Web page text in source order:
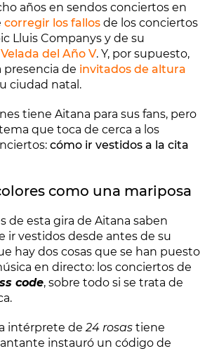
años en sendos conciertos en
corregir los fallos de los conciertos
Lluis Companys y de su
del Año V. Y, por supuesto,
presencia de invitados de altura
ciudad natal.
tiene Aitana para sus fans, pero
que toca de cerca a los
cómo ir vestidos a la cita
como una mariposa
de esta gira de Aitana saben
ir vestidos desde antes de su
hay dos cosas que se han puesto
en directo: los conciertos de
code, sobre todo si se trata de
intérprete de24 rosas tiene
instauró un código de